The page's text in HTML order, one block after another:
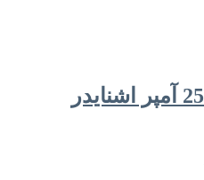
کنتاکتور 220 ولت 25 آمپر اشنایدر